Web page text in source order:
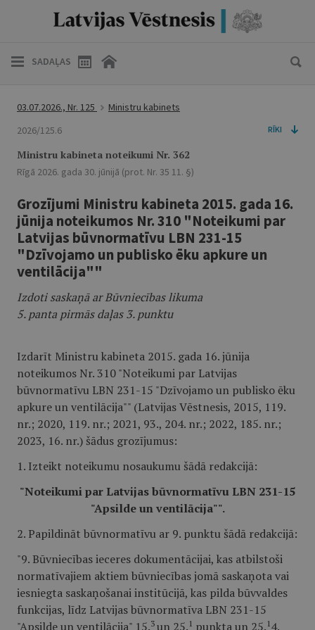
SADAĻAS
03.07.2026., Nr. 125
Ministru kabinets
2026/125.6
RĪKI
Ministru kabineta noteikumi Nr. 362
Rīgā 2026. gada 30. jūnijā (prot. Nr. 35 11. §)
Grozījumi Ministru kabineta 2015. gada 16.
jūnija noteikumos Nr. 310 "Noteikumi par
Latvijas būvnormatīvu LBN 231-15
"Dzīvojamo un publisko ēku apkure un
ventilācija""
Izdoti saskaņā ar Būvniecības likuma
5. panta pirmās daļas 3. punktu
Izdarīt Ministru kabineta 2015. gada 16. jūnija
noteikumos Nr. 310 "Noteikumi par Latvijas
būvnormatīvu LBN 231-15 "Dzīvojamo un publisko ēku
apkure un ventilācija"" (Latvijas Vēstnesis, 2015, 119.
nr.; 2020, 119. nr.; 2021, 93., 204. nr.; 2022, 185. nr.;
2023, 16. nr.) šādus grozījumus:
1. Izteikt noteikumu nosaukumu šādā redakcijā:
"Noteikumi par Latvijas būvnormatīvu LBN 231-15
"Apsilde un ventilācija"".
2. Papildināt būvnormatīvu ar 9. punktu šādā redakcijā:
"9. Būvniecības ieceres dokumentācijai, kas atbilstoši
normatīvajiem aktiem būvniecības jomā saskaņota vai
iesniegta saskaņošanai institūcijā, kas pilda būvvaldes
funkcijas, līdz Latvijas būvnormatīva LBN 231-15
"Apsilde un ventilācija" 15.3 un 25. 1 punkta un 25. 1 4.